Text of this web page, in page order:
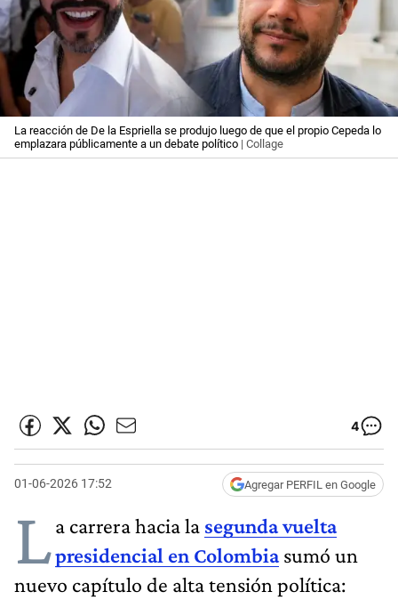
La reacción de De la Espriella se produjo luego de que el propio Cepeda lo
emplazara públicamente a un debate político | Collage
4
01-06-2026 17:52 Agregar PERFIL en Google
La carrera hacia la segunda vuelta
presidencial en Colombia sumó un
nuevo capítulo de alta tensión política: